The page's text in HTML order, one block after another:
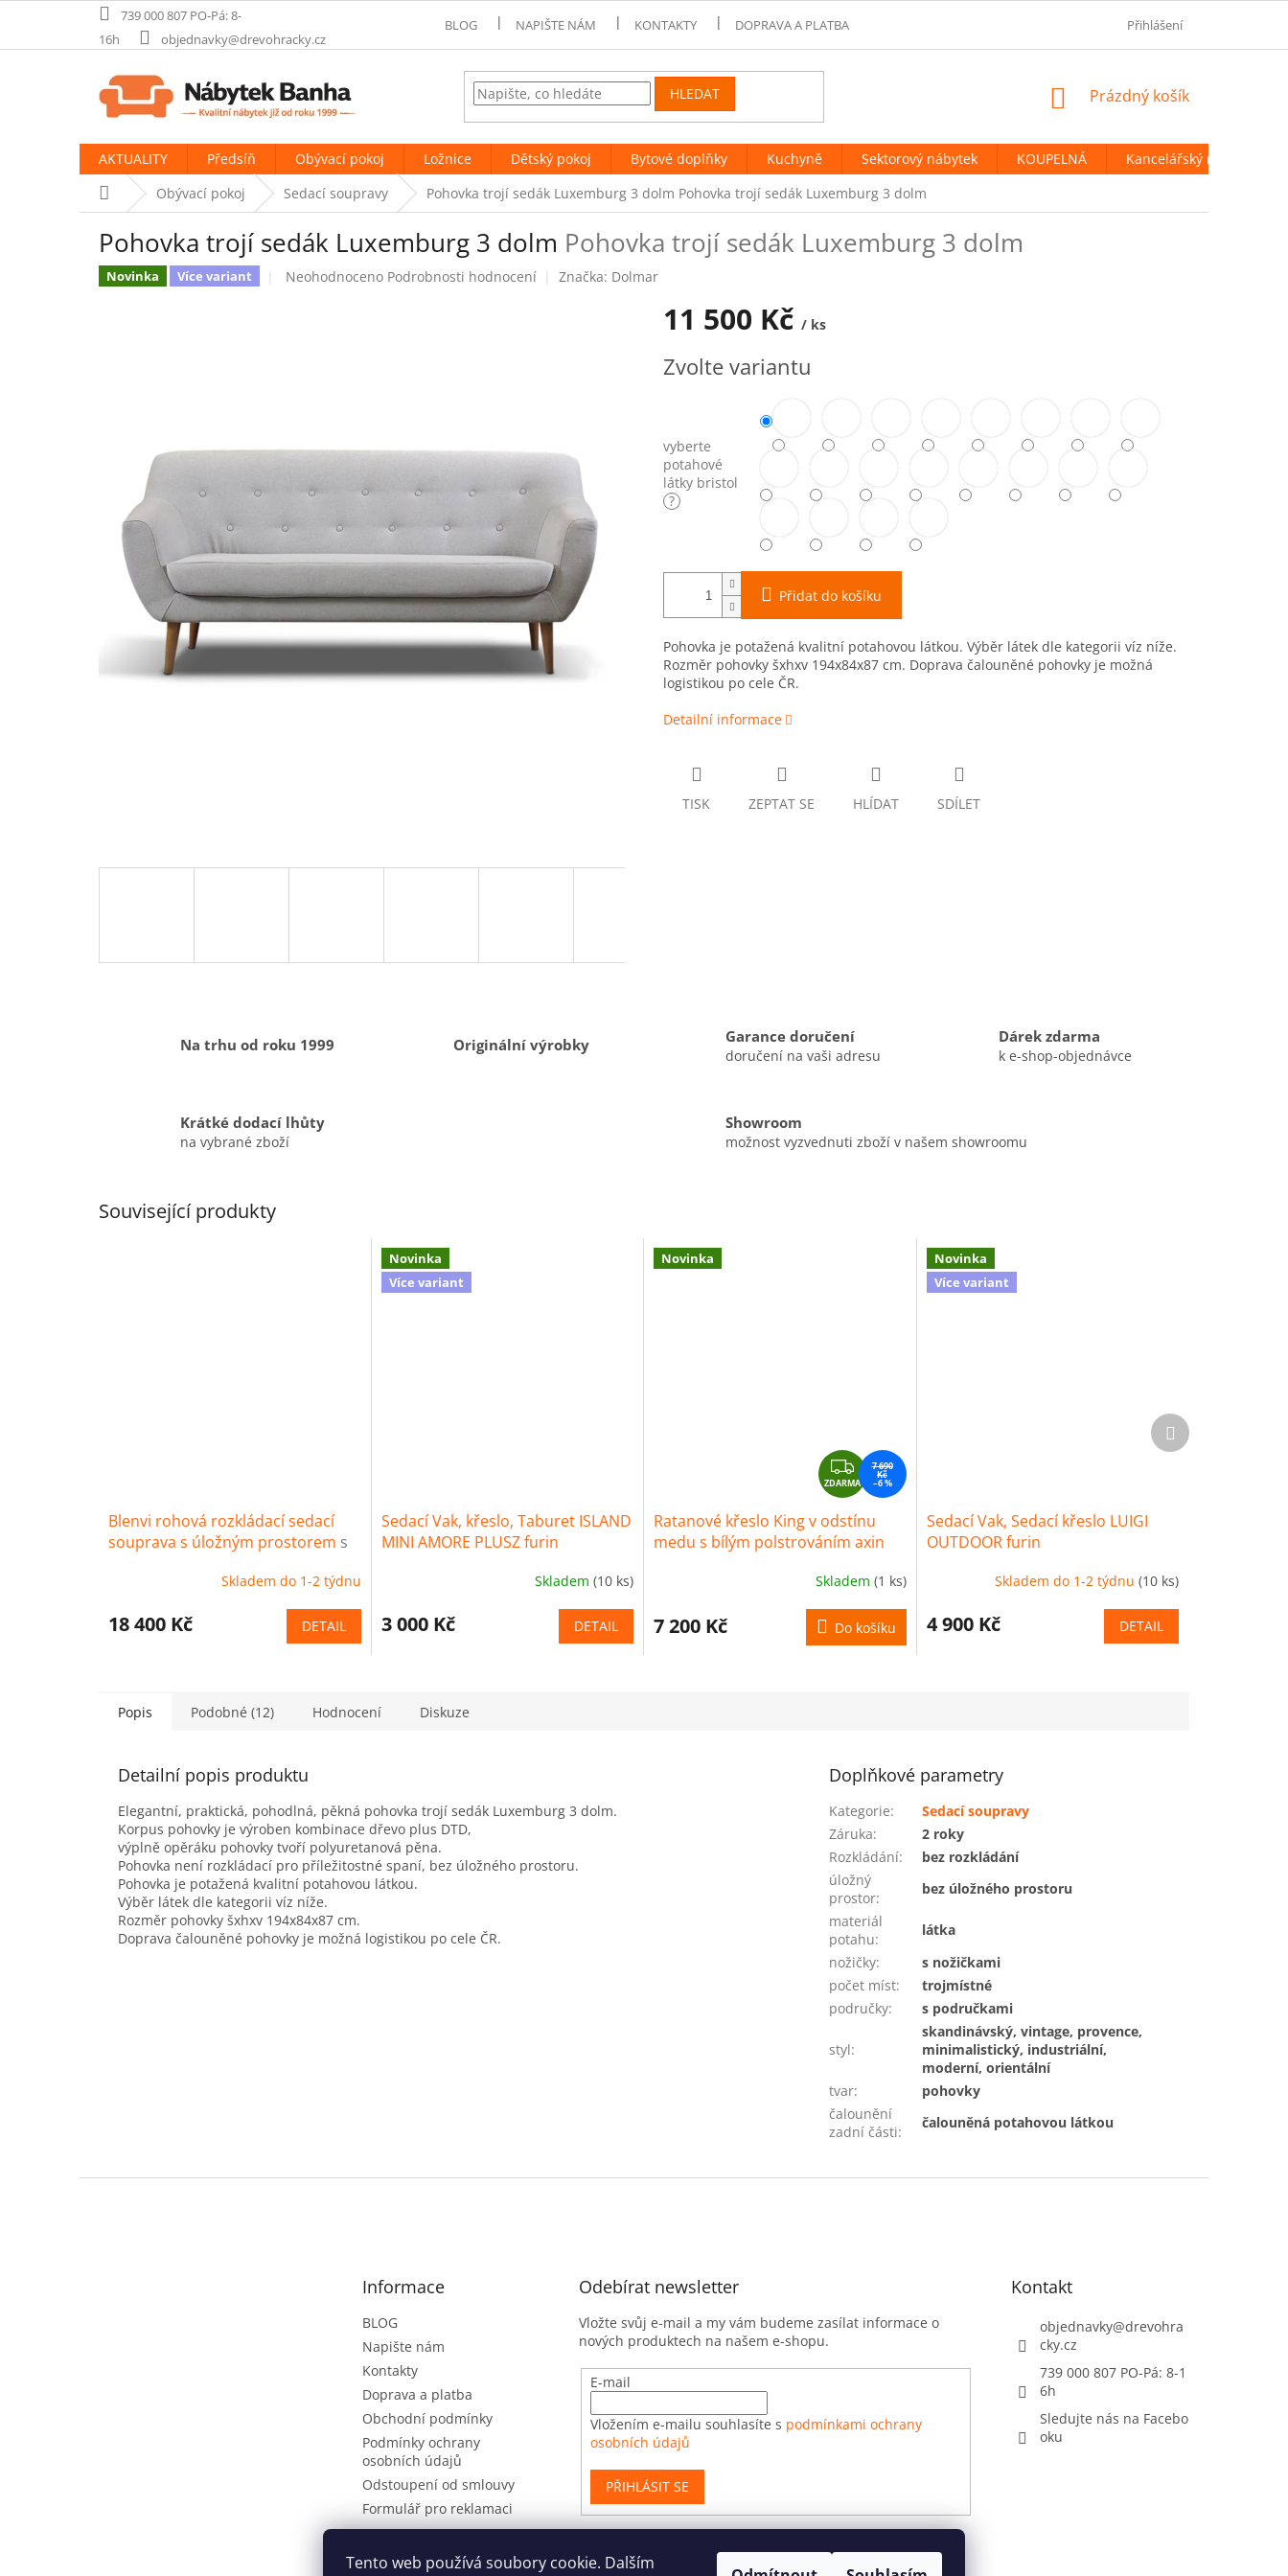
Tento web používá soubory cookie. Dalším
obsah
739 000 807 PO-Pá: 8-
16h
objednavky@drevohracky.cz
BLOG NAPIŠTE NÁM KONTAKTY DOPRAVA A PLATBA PODMÍNKY OCHRANY OSOBNÍCH
Přihlášení
HLEDAT
NÁKUPNÍ
Prázdný košík
AKTUALITY Předsíň Obývací pokoj Ložnice Dětský pokoj Bytové doplňky Kuchyně Sektorový nábytek KOUPELNÁ
Kancelářský nábytek
Domů Obývací pokoj Sedací soupravy Pohovka trojí sedák Luxemburg 3 dolm Pohovka trojí sedák Luxemburg 3 dolm
Pohovka trojí sedák Luxemburg 3 dolm Pohovka trojí sedák Luxemburg 3 dolm
Novinka Více variant
Průměrné
Neohodnoceno Podrobnosti hodnocení Značka: Dolmar
11 500 Kč / ks
cena:
Zvolte variantu
vyberte
potahové
látky bristol
?
Přidat do košíku
Pohovka je potažená kvalitní potahovou látkou. Výběr látek dle kategorii víz níže.
Rozměr pohovky šxhxv 194x84x87 cm. Doprava čalouněné pohovky je možná
logistikou po cele ČR.
Detailní informace
TISK ZEPTAT SE HLÍDAT SDÍLET
Na trhu od roku 1999 Originální výrobky Garance doručení
doručení na vaši adresu
Dárek zdarma
k e-shop-objednávce
Krátké dodací lhůty
na vybrané zboží
Showroom
možnost vyzvednuti zboží v našem showroomu
Související produkty
Blenvi rohová rozkládací sedací
souprava s úložným prostorem s
Skladem do 1-2 týdnu
18 400 Kč DETAIL
Novinka
Více variant
Sedací Vak, křeslo, Taburet ISLAND
MINI AMORE PLUSZ furin
Skladem (10 ks)
3 000 Kč DETAIL
Novinka
Z
D
A
R
A
ZDARMA
7 690
Kč
–6 %
Ratanové křeslo King v odstínu
medu s bílým polstrováním axin
Skladem (1 ks)
7 200 Kč Do košíku
Novinka
Více variant
Sedací Vak, Sedací křeslo LUIGI
OUTDOOR furin
Skladem do 1-2 týdnu (10 ks)
4 900 Kč DETAIL
Další
produkt
Popis Podobné (12) Hodnocení Diskuze
Detailní popis produktu
Elegantní, praktická, pohodlná, pěkná pohovka trojí sedák Luxemburg 3 dolm.
Korpus pohovky je výroben kombinace dřevo plus DTD,
výplně opěráku pohovky tvoří polyuretanová pěna.
Pohovka není rozkládací pro příležitostné spaní, bez úložného prostoru.
Pohovka je potažená kvalitní potahovou látkou.
Výběr látek dle kategorii víz níže.
Rozměr pohovky šxhxv 194x84x87 cm.
Doprava čalouněné pohovky je možná logistikou po cele ČR.
Doplňkové parametry
Kategorie:
Sedací soupravy
Záruka:
2 roky
Rozkládání:
bez rozkládání
úložný
prostor:
bez úložného prostoru
materiál
potahu:
látka
nožičky:
s nožičkami
počet míst:
trojmístné
područky: s područkami
styl:
skandinávský, vintage, provence,
minimalistický, industriální,
moderní, orientální
tvar:
pohovky
čalounění
zadní části:
čalouněná potahovou látkou
Informace
BLOG
Napište nám
Kontakty
Doprava a platba
Obchodní podmínky
Podmínky ochrany
osobních údajů
Odstoupení od smlouvy
Formulář pro reklamaci
Odebírat newsletter
Vložte svůj e-mail a my vám budeme zasílat informace o
nových produktech na našem e-shopu.
E-mail
Vložením e-mailu souhlasíte s podmínkami ochrany
osobních údajů
PŘIHLÁSIT SE
Kontakt
objednavky@drevohra
cky.cz
739 000 807 PO-Pá: 8-1
6h
Sledujte nás na Facebo
oku